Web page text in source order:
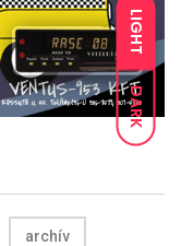
LIGHT
DARK
archív